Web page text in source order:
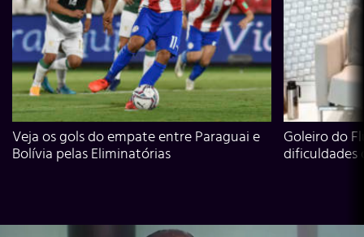
Veja os gols do empate entre Paraguai e
Bolívia pelas Eliminatórias
Goleiro do
dificuldades